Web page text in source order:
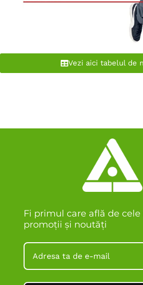
Vezi aici tabelul de
Fi primul care află de
promoții și noutăți